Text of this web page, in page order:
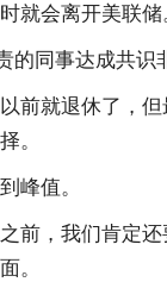
就会离开美联储
的同事达成共识
前就退休了，
。
峰值。
前，我们肯定
。